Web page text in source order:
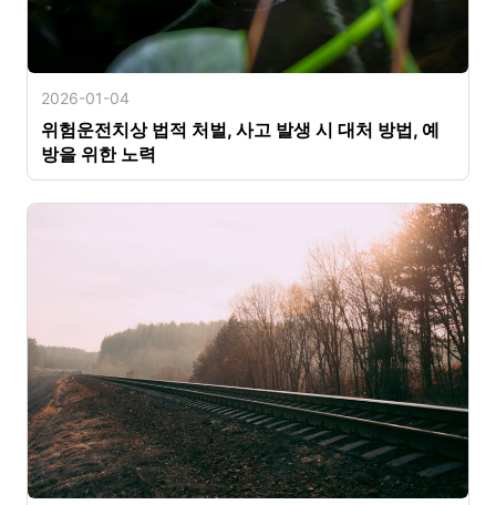
2026-01-04
위험운전치상 법적 처벌, 사고 발생 시 대처 방법, 예
방을 위한 노력